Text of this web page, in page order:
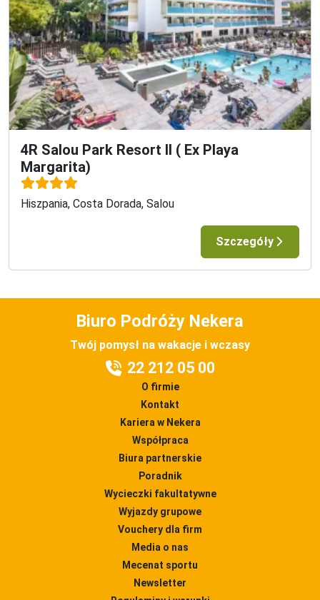
4R Salou Park Resort II ( Ex Playa
Margarita)
Hiszpania, Costa Dorada, Salou
Szczegóły
Biuro Podróży Nekera
Twój pomysł na wakacje i wczasy
22 212 05 00
O firmie
Kontakt
Kariera w Nekera
Współpraca
Biura partnerskie
Poradnik
Wycieczki fakultatywne
Wyjazdy grupowe
Vouchery dla firm
Media o nas
Mecenat sportu
Newsletter